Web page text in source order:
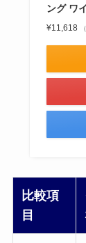
ング ワ
¥11,618
比較項
目